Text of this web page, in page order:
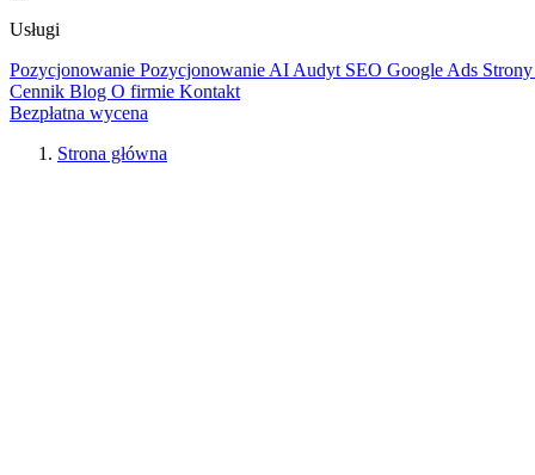
Usługi
Pozycjonowanie Pozycjonowanie AI Audyt SEO Google Ads
Cennik Blog O firmie Kontakt
Bezpłatna wycena
Strona główna